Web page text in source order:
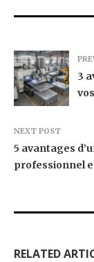
3
NEXT POST
5 avantages
professionnel
RELATED